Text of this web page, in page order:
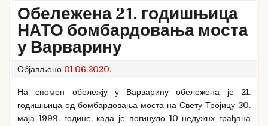
Обележена 21. годишњица
НАТО бомбардовања моста
у Варварину
Објављено 01.06.2020.
На спомен обележју у Варварину обележена је 21.
годишњица од бомбардовања моста на Свету Тројицу 30.
маја 1999. године, када је погинуло 10 недужнх грађана